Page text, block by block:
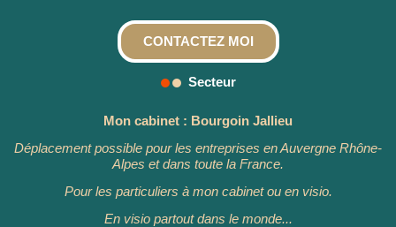
CONTACTEZ MOI
 Secteur
Mon cabinet : Bourgoin Jallieu
Déplacement possible pour les entreprises en Auvergne Rhône-
Alpes et dans toute la France.
Pour les particuliers à mon cabinet ou en visio.
En visio partout dans le monde...